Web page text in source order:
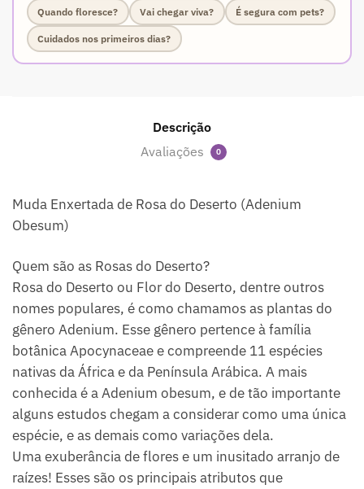
Quando floresce? Vai chegar viva? É segura com pets?
Cuidados nos primeiros dias?
Descrição
Avaliações
0
Muda Enxertada de Rosa do Deserto (Adenium
Obesum)
Quem são as Rosas do Deserto?
Rosa do Deserto ou Flor do Deserto, dentre outros
nomes populares, é como chamamos as plantas do
gênero Adenium. Esse gênero pertence à família
botânica Apocynaceae e compreende 11 espécies
nativas da África e da Península Arábica. A mais
conhecida é a Adenium obesum, e de tão importante
alguns estudos chegam a considerar como uma única
espécie, e as demais como variações dela.
Uma exuberância de flores e um inusitado arranjo de
raízes! Esses são os principais atributos que